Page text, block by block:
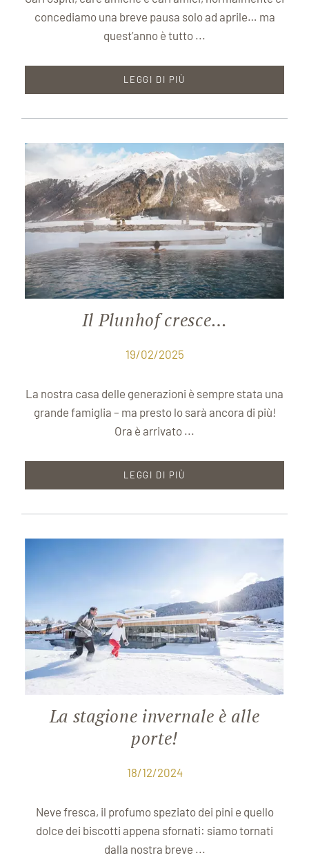
concediamo una breve pausa solo ad aprile… ma
quest’anno è tutto ...
LEGGI DI PIÙ
Il Plunhof cresce…
19/02/2025
La nostra casa delle generazioni è sempre stata una
grande famiglia – ma presto lo sarà ancora di più!
Ora è arrivato ...
LEGGI DI PIÙ
La stagione invernale è alle
porte!
18/12/2024
Neve fresca, il profumo speziato dei pini e quello
dolce dei biscotti appena sfornati: siamo tornati
dalla nostra breve ...